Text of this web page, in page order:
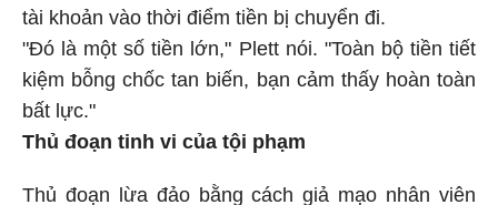
tài khoản vào thời điểm tiền bị chuyển đi.
"Đó là một số tiền lớn," Plett nói. "Toàn bộ tiền tiết
kiệm bỗng chốc tan biến, bạn cảm thấy hoàn toàn
bất lực."
Thủ đoạn tinh vi của tội phạm
Thủ đoạn lừa đảo bằng cách giả mạo nhân viên